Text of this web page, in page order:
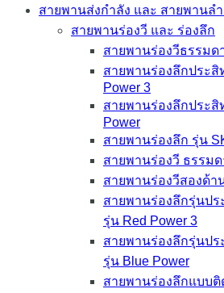
สายพานส่งกำลัง และ สายพานลำ
สายพานร่องวี และ ร่องลึก
สายพานร่องวีธรรม
สายพานร่องลึกประสิ
Power 3
สายพานร่องลึกประ
Power
สายพานร่องลึก รุ่น
สายพานร่องวี ธรรมด
สายพานร่องวีสองด้า
สายพานร่องลึกรุ่นป
รุ่น Red Power 3
สายพานร่องลึกรุ่นป
รุ่น Blue Power
สายพานร่องลึกแบบ